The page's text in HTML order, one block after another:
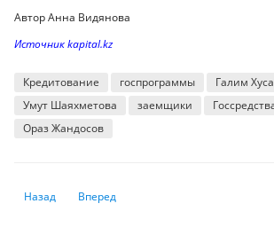
Автор Анна Видянова
Источник kapital.kz
Кредитование госпрограммы
Галим
Умут Шаяхметова
заемщики
Ораз Жандосов
Предыдущий: Услуга по банкротству физлиц
Назад Следующий: Южная Корея:
Вперед